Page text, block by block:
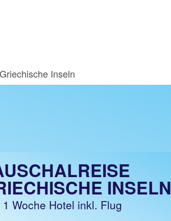
Inseln
INSELN
Woche Hotel inkl. Flug